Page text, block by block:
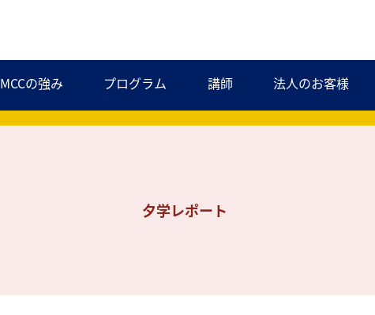
MCCの強み プログラム 講師 法人のお客様
夕学レポート